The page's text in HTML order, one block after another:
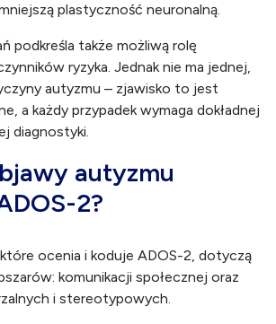
plastyczność neuronalną.
podkreśla także możliwą rolę
ryzyka. Jednak nie ma jednej,
autyzmu – zjawisko to jest
a każdy przypadek wymaga dokładnej
diagnostyki.
autyzmu
2?
ocenia i koduje ADOS-2, dotyczą
komunikacji społecznej oraz
i stereotypowych.